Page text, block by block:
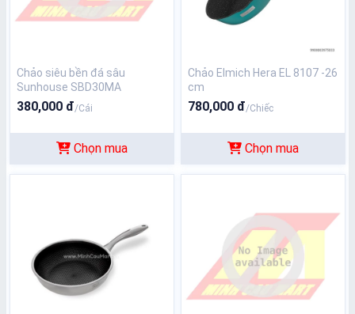
Chảo siêu bền đá sâu
Sunhouse SBD30MA
380,000 đ/Cái
Chọn mua
Chảo Elmich Hera EL 8107 -26
cm
780,000 đ/Chiếc
Chọn mua